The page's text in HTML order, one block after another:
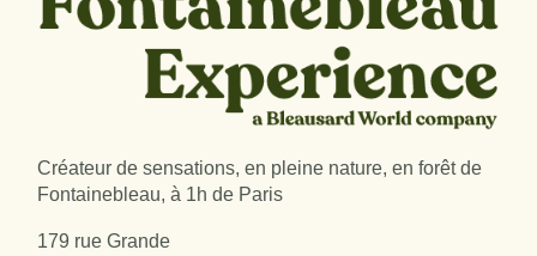
Créateur de sensations, en pleine nature, en forêt de
Fontainebleau, à 1h de Paris
179 rue Grande